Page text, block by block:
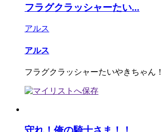
フラグクラッシャーたい...
アルス
アルス
フラグクラッシャーたいやきちゃん！